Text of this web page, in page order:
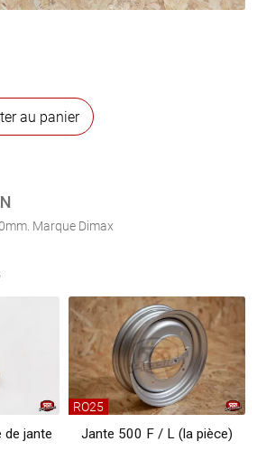
au panier
Marque Dimax
de jante
RO25
Jante 500 F / L (la pièce)